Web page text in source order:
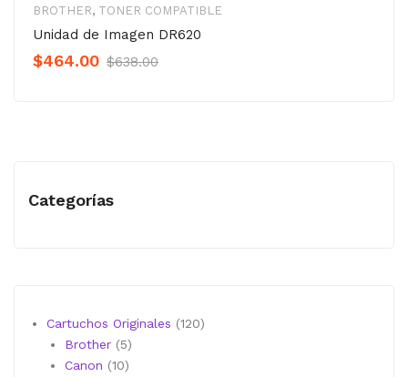
BROTHER, TONER COMPATIBLE
Unidad de Imagen DR620
$638.00Original
$464.00
Current
Categorías
Cartuchos Originales 120120
Brother 55
productos
Canon 1010